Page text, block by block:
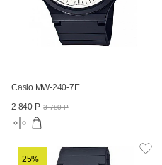
Casio MW-240-7E
2 840 Р 3 780 Р
25%